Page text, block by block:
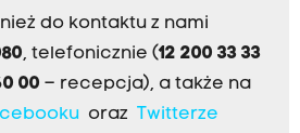
do kontaktu z nami
, telefonicznie (12 200 33 33
00 – recepcja), a także na
oraz Twitterze